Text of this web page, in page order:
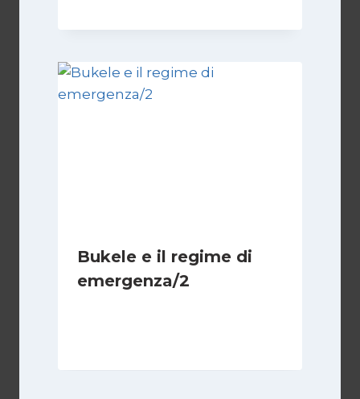
Bukele e il regime di
emergenza/2